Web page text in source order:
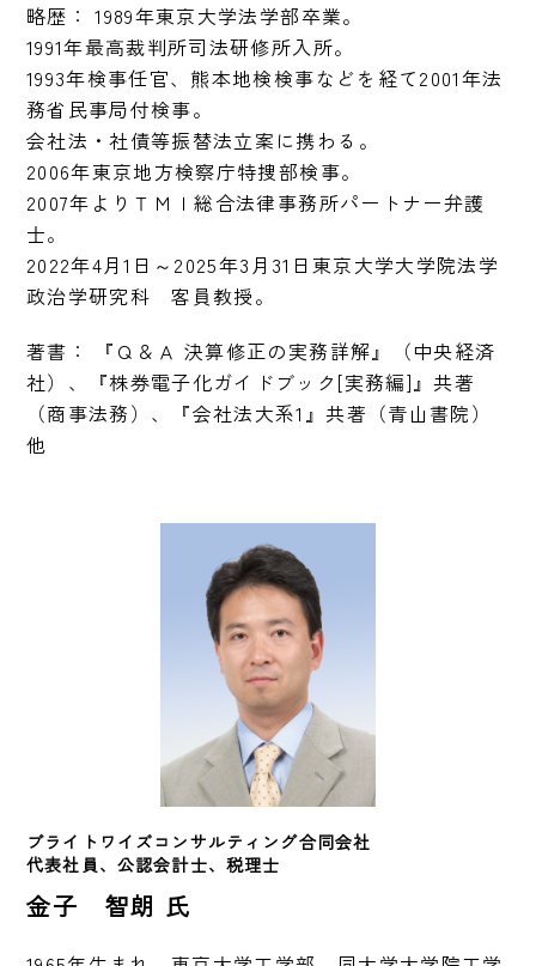
略歴： 1989年東京大学法学部卒業。
1991年最高裁判所司法研修所入所。
1993年検事任官、熊本地検検事などを経て2001年法
務省民事局付検事。
会社法・社債等振替法立案に携わる。
2006年東京地方検察庁特捜部検事。
2007年よりＴＭＩ総合法律事務所パートナー弁護
士。
2022年4月1日～2025年3月31日東京大学大学院法学
政治学研究科　客員教授。
著書： 『Ｑ＆Ａ 決算修正の実務詳解』（中央経済
社）、『株券電子化ガイドブック[実務編]』共著
（商事法務）、『会社法大系1』共著（青山書院）
他
ブライトワイズコンサルティング合同会社
代表社員、公認会計士、税理士
金子 智朗 氏